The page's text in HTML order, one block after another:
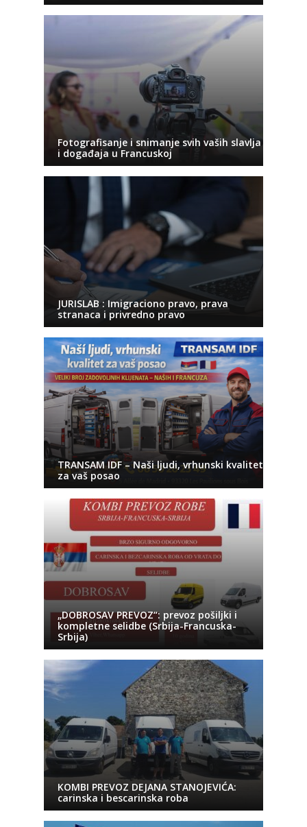
Fotografisanje i snimanje svih vaših slavlja
i događaja u Francuskoj
JURISLAB : Imigraciono pravo, prava
stranaca i privredno pravo
TRANSAM IDF – Naši ljudi, vrhunski kvalitet
za vaš posao
„DOBROSAV PREVOZ“: prevoz pošiljki i
kompletne selidbe (Srbija-Francuska-
Srbija)
KOMBI PREVOZ DEJANA STANOJEVIĆA:
carinska i bescarinska roba